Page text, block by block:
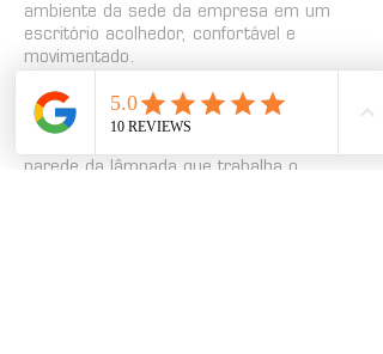
ambiente da sede da empresa em um
escritório acolhedor, confortável e
movimentado.
Há duas intervenções artísticas no
espaço. À convite do SP62 o artista
parede da lâmpada que trabalha o